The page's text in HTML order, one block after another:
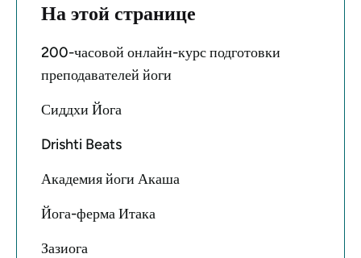
На этой странице
200-часовой онлайн-курс подготовки
преподавателей йоги
Сиддхи Йога
Drishti Beats
Академия йоги Акаша
Йога-ферма Итака
Зазиога